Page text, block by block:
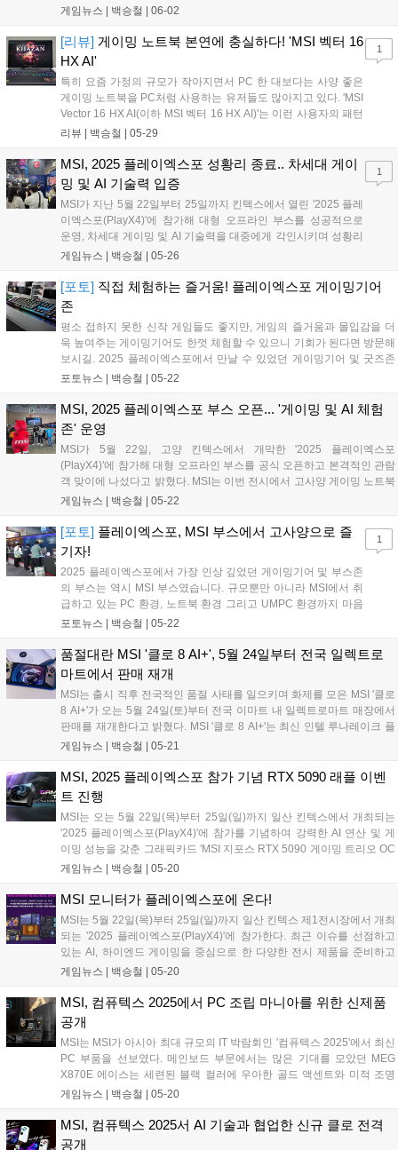
국내 시장에 공식 출시한다고 밝혔다. 특히 코파일럿+ PC 인증을
로텍터, 랜야드 등 다양한 액세서리와 MSI 네스트 도킹 스테이션
이 포함돼 있어, 미니 PC처럼 뛰어난 확장성과 실용성을 모두 갖
게임뉴스 | 백승철 06-02
[리뷰] 게이밍 노트북 본연에 충실하다! 'MSI 벡터 16
HX AI'
특히 요즘 가정의 규모가 작아지면서 PC 한 대보다는 사양 좋은
게이밍 노트북을 PC처럼 사용하는 유저들도 많아지고 있다. 'MSI
Vector 16 HX AI(이하 MSI 벡터 16 HX AI)'는 이런 사용자의 패턴
을 따르는 게이머에게 잘 어울리는 제품이다. MSI 벡터 16 HX AI
엔비디아 GPU로 구성된 인텔 Ultra 9 275HX + RTX 5080을 기
반으로 구성된 게이밍 노트북이다. 사양으로 봤을 땐 4K 해상도
까지 충분히 지원할 수 있는 수준이나, 240Hz의 주사율에 좀 더
무게 중심을 둔 것으로 생각되고, 이 판단이 개인적으로 훌륭하다
고 생각한다....
리뷰 | 백승철 05-29
1
MSI, 2025 플레이엑스포 성황리 종료.. 차세대 게이
밍 및 AI 기술력 입증
MSI가 지난 5월 22일부터 25일까지 킨텍스에서 열린 '2025 플레
이엑스포(PlayX4)'에 참가해 대형 오프라인 부스를 성공적으로
운영, 차세대 게이밍 및 AI 기술력을 대중에게 각인시키며 성황리
에 행사를 마무리했다고 밝혔다. 이번 MSI 부스는 '게이밍 & AI 체
수 있는 몰입형 데모와 다양한 소비자 참여 이벤트를 전개하며 총
2만 5천여 명의 방문객을 끌어모았다....
게임뉴스 | 백승철 05-26
1
[포토] 직접 체험하는 즐거움! 플레이엑스포 게이밍기어
존
평소 접하지 못한 신작 게임들도 좋지만, 게임의 즐거움과 몰입감을 더
욱 높여주는 게이밍기어도 한껏 체험할 수 있으니 기회가 된다면 방문해
보시길. 2025 플레이엑스포에서 만날 수 있었던 게이밍기어 및 굿즈존
에 위치한 게이밍기어 관련 부스들을 사진으로 준비했다. 일반적인 전시
명확히 구분되어 있다. 하지만 플레이엑스포의 각 부스들은 대부분 체험
할 수 있는 형식으로 되어 있어 몸이 굉장히 바쁘다. 그만큼 더 즐겁기도
하고. 특히 고가의 게이밍기어들을 직접 만져보고 평소 만나기 힘들 정
도의 높은 할인가에 판매하고 있다는 것도 하나의 즐거움이라고 할 수
있겠다....
포토뉴스 | 백승철 05-22
MSI, 2025 플레이엑스포 부스 오픈... '게이밍 및 AI 체험
존' 운영
MSI가 5월 22일, 고양 킨텍스에서 개막한 '2025 플레이엑스포
(PlayX4)'에 참가해 대형 오프라인 부스를 공식 오픈하고 본격적인 관람
객 맞이에 나섰다고 밝혔다. MSI는 이번 전시에서 고사양 게이밍 노트북
과 지포스 RTX 50 그래픽카드, 게이밍 모니터, 고성능 메인보드 등 차세
는 '게이밍&AI 체험존'을 운영한다. 특히 AAA급 게임 플레이와 AI 기반
멀티태스킹 환경을 실시간으로 구현한 데모 시연을 통해 관람객들의 뜨
거운 반응을 얻고 있다....
게임뉴스 | 백승철 05-22
[포토] 플레이엑스포, MSI 부스에서 고사양으로 즐
기자!
2025 플레이엑스포에서 가장 인상 깊었던 게이밍기어 및 부스존
의 부스는 역시 MSI 부스였습니다. 규모뿐만 아니라 MSI에서 취
급하고 있는 PC 환경, 노트북 환경 그리고 UMPC 환경까지 마음
껏 체험할 수 있게 꾸며놨더라고요. 그뿐만 아니라 현장에서 즐길
그리고 직접 PC를 조립하는 체험을 모두 즐기면 현장에서 경품을
줬습니다....
포토뉴스 | 백승철 05-22
1
품절대란 MSI '클로 8 AI+', 5월 24일부터 전국 일렉트로
마트에서 판매 재개
MSI는 출시 직후 전국적인 품절 사태를 일으키며 화제를 모은 MSI '클로
8 AI+'가 오는 5월 24일(토)부터 전국 이마트 내 일렉트로마트 매장에서
판매를 재개한다고 밝혔다. MSI '클로 8 AI+'는 최신 인텔 루나레이크 플
랫폼을 탑재한 고성능 휴대용 게임기로, PC/모바일 게임은 물론 AI 기반
인증을 받은 제품으로, 단순한 게임기를 넘어 미니 PC처럼 폭넓게 활용
가능하다는 점에서 게이머뿐만 아니라 크리에이터들에게도 주목받고
있다....
게임뉴스 | 백승철 05-21
MSI, 2025 플레이엑스포 참가 기념 RTX 5090 래플 이벤
트 진행
MSI는 오는 5월 22일(목)부터 25일(일)까지 일산 킨텍스에서 개최되는
'2025 플레이엑스포(PlayX4)'에 참가를 기념하여 강력한 AI 연산 및 게
이밍 성능을 갖춘 그래픽카드 'MSI 지포스 RTX 5090 게이밍 트리오 OC
D7 32GB 트라이프로져4' 래플 이벤트를 진행한다고 밝혔다. 특히 현장
으켜 여전히 구입하기 힘든 '지포스 RTX 5090' 제품 중 하나인 'MSI 지포
스 RTX 5090 게이밍 트리오 OC D7 32GB 트라이프로져4'를 대상으로
추첨 구매 이벤트를 진행하며, 목요일 및 금요일에 거쳐 총 10명을 선정
할 예정이라 밝혔다. 그뿐만 아니라 MSI 노트북, 메인보드, 파워서플라
이 등 인기 제품을 대상으로 최대 10% 현장 할인 쿠폰이 제공되어 방문
객들은 실질적인 구매 혜택까지 누릴 수 있다....
게임뉴스 | 백승철 05-20
MSI 모니터가 플레이엑스포에 온다!
MSI는 5월 22일(목)부터 25일(일)까지 일산 킨텍스 제1전시장에서 개최
되는 '2025 플레이엑스포(PlayX4)'에 참가한다. 최근 이슈를 선점하고
있는 AI, 하이엔드 게이밍을 중심으로 한 다양한 전시 제품을 준비하고
선보일 예정이며, 국내 최초로 공개되는 MSI 모니터 신제품 라인업을 비
MSI는 이번 행사에서 국내에서 최초로 공개되는 MSI 최고 사양급 게이
밍 모니터, 동급 최강의 패널을 자랑하는 QD-OLED 모니터, 자사 최초로
선보이는 스마트 모니터 라인업까지 다양한 MSI 모니터를 전시한다. 부
스 현장에서는 관람객을 위한 다양한 AI 기능 시연, QD-OLED 영상 시
연, 최신 게임 체험 등 다양한 볼거리와 즐길 거리가 마련될 계획이다....
게임뉴스 | 백승철 05-20
MSI, 컴퓨텍스 2025에서 PC 조립 마니아를 위한 신제품
공개
MSI는 MSI가 아시아 최대 규모의 IT 박람회인 '컴퓨텍스 2025'에서 최신
PC 부품을 선보였다. 메인보드 부문에서는 많은 기대를 모았던 MEG
X870E 에이스는 세련된 블랙 컬러에 우아한 골드 액센트와 미적 조명
패턴이 특징인 ATX 폼 팩터로 출시된다. 웨이브 핀 디자인, 다이렉트 터
은 성능을 위한 프리미엄 열 설계를 제공한다. 또한 18+2+1 듀엣 레일
파워 시스템 설계와 110A SPS, 라이트닝 5세대 PCIe 및 M.2 솔루션, 탁
게임뉴스 | 백승철 05-20
MSI, 컴퓨텍스 2025서 AI 기술과 협업한 신규 클로 전격
공개